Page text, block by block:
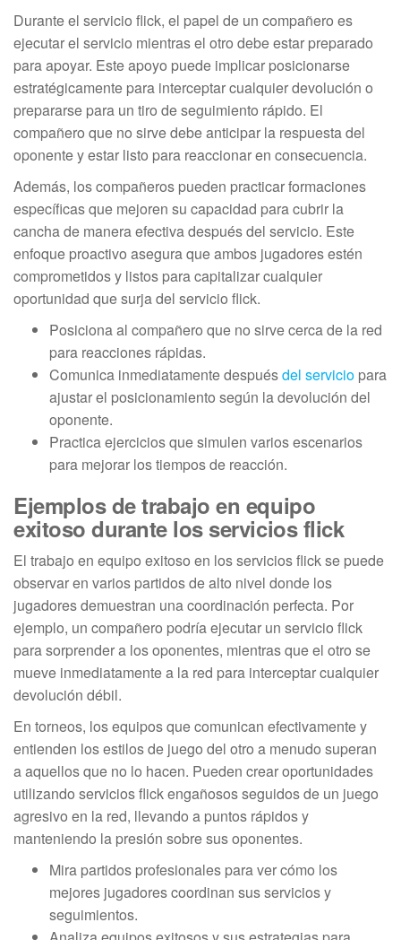
Durante el servicio flick, el papel de un compañero es
ejecutar el servicio mientras el otro debe estar preparado
para apoyar. Este apoyo puede implicar posicionarse
estratégicamente para interceptar cualquier devolución o
prepararse para un tiro de seguimiento rápido. El
compañero que no sirve debe anticipar la respuesta del
oponente y estar listo para reaccionar en consecuencia.
Además, los compañeros pueden practicar formaciones
específicas que mejoren su capacidad para cubrir la
cancha de manera efectiva después del servicio. Este
enfoque proactivo asegura que ambos jugadores estén
comprometidos y listos para capitalizar cualquier
oportunidad que surja del servicio flick.
Posiciona al compañero que no sirve cerca de la red
para reacciones rápidas.
Comunica inmediatamente despuésdel servicio para
ajustar el posicionamiento según la devolución del
oponente.
Practica ejercicios que simulen varios escenarios
para mejorar los tiempos de reacción.
Ejemplos de trabajo en equipo
exitoso durante los servicios flick
El trabajo en equipo exitoso en los servicios flick se puede
observar en varios partidos de alto nivel donde los
jugadores demuestran una coordinación perfecta. Por
ejemplo, un compañero podría ejecutar un servicio flick
para sorprender a los oponentes, mientras que el otro se
mueve inmediatamente a la red para interceptar cualquier
devolución débil.
En torneos, los equipos que comunican efectivamente y
entienden los estilos de juego del otro a menudo superan
a aquellos que no lo hacen. Pueden crear oportunidades
utilizando servicios flick engañosos seguidos de un juego
agresivo en la red, llevando a puntos rápidos y
manteniendo la presión sobre sus oponentes.
Mira partidos profesionales para ver cómo los
mejores jugadores coordinan sus servicios y
seguimientos.